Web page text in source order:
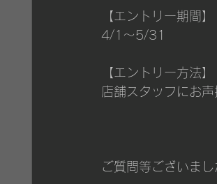
【エントリー期間】
4/1～5/31
【エントリー方法】
店舗スタッフにお
ご質問等ございま